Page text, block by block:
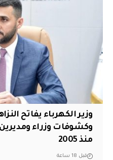
وزير الكهرباء يفاتح
وكشوفات وزراء ومديرين
منذ 2005
قبل 18 ساعة